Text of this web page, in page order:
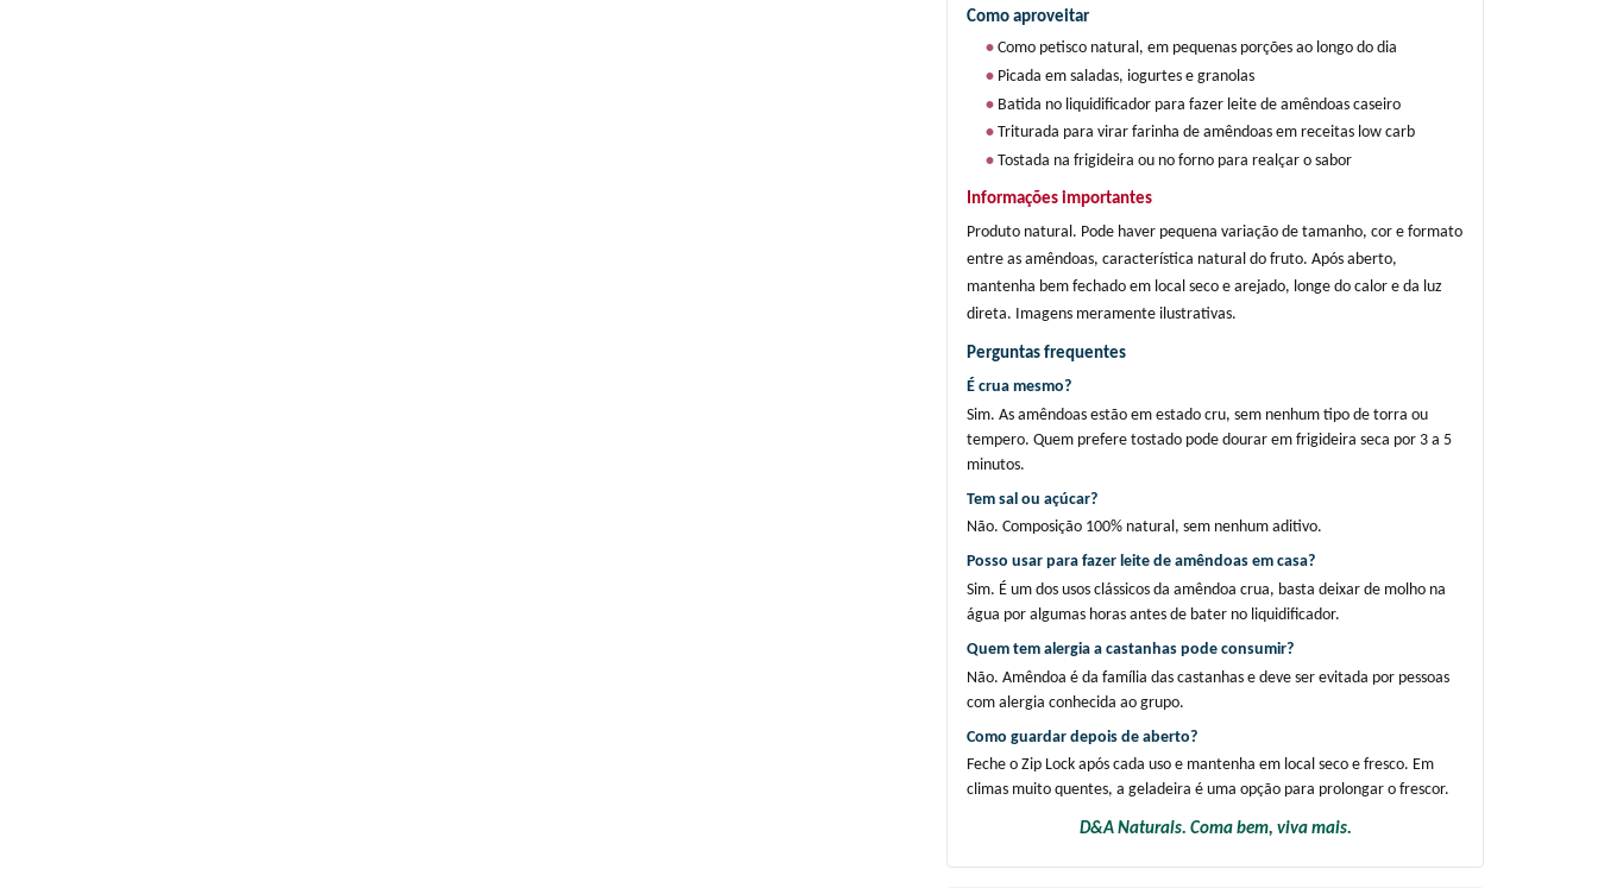
Como aproveitar
• Como petisco natural, em pequenas porções ao longo do dia
• Picada em saladas, iogurtes e granolas
• Batida no liquidificador para fazer leite de amêndoas caseiro
• Triturada para virar farinha de amêndoas em receitas low carb
• Tostada na frigideira ou no forno para realçar o sabor
Informações importantes
Produto natural. Pode haver pequena variação de tamanho, cor e formato
entre as amêndoas, característica natural do fruto. Após aberto,
mantenha bem fechado em local seco e arejado, longe do calor e da luz
direta. Imagens meramente ilustrativas.
Perguntas frequentes
É crua mesmo?
Sim. As amêndoas estão em estado cru, sem nenhum tipo de torra ou
tempero. Quem prefere tostado pode dourar em frigideira seca por 3 a 5
minutos.
Tem sal ou açúcar?
Não. Composição 100% natural, sem nenhum aditivo.
Posso usar para fazer leite de amêndoas em casa?
Sim. É um dos usos clássicos da amêndoa crua, basta deixar de molho na
água por algumas horas antes de bater no liquidificador.
Quem tem alergia a castanhas pode consumir?
Não. Amêndoa é da família das castanhas e deve ser evitada por pessoas
com alergia conhecida ao grupo.
Como guardar depois de aberto?
Feche o Zip Lock após cada uso e mantenha em local seco e fresco. Em
climas muito quentes, a geladeira é uma opção para prolongar o frescor.
D&A Naturals. Coma bem, viva mais.